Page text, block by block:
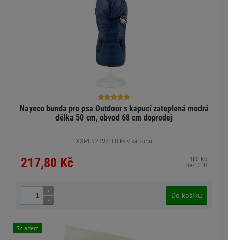
Nayeco bunda pro psa Outdoor s kapucí zateplená modrá
délka 50 cm, obvod 68 cm doprodej
XXPE52397, 10 ks v kartonu
217,80 Kč
180 Kč
bez DPH
+
-
Do košíku
Skladem